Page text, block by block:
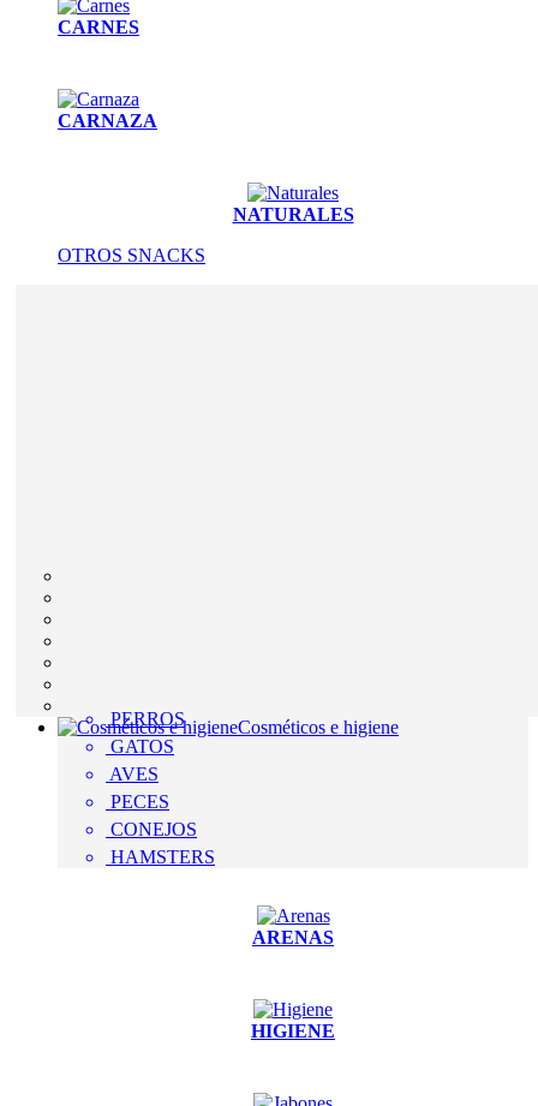
CARNES
CARNAZA
NATURALES
OTROS SNACKS
Cosméticos e higiene
PERROS
GATOS
AVES
PECES
CONEJOS
HAMSTERS
ARENAS
HIGIENE